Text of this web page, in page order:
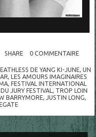
SHARE 0 COMMENTAIRE
DE YANG KI-JUNE UN
LES AMOURS IMAGINAIRES
,FESTIVAL INTERNATIONAL
JURY FESTIVAL
TROP LOIN
BARRYMORE JUSTIN LONG